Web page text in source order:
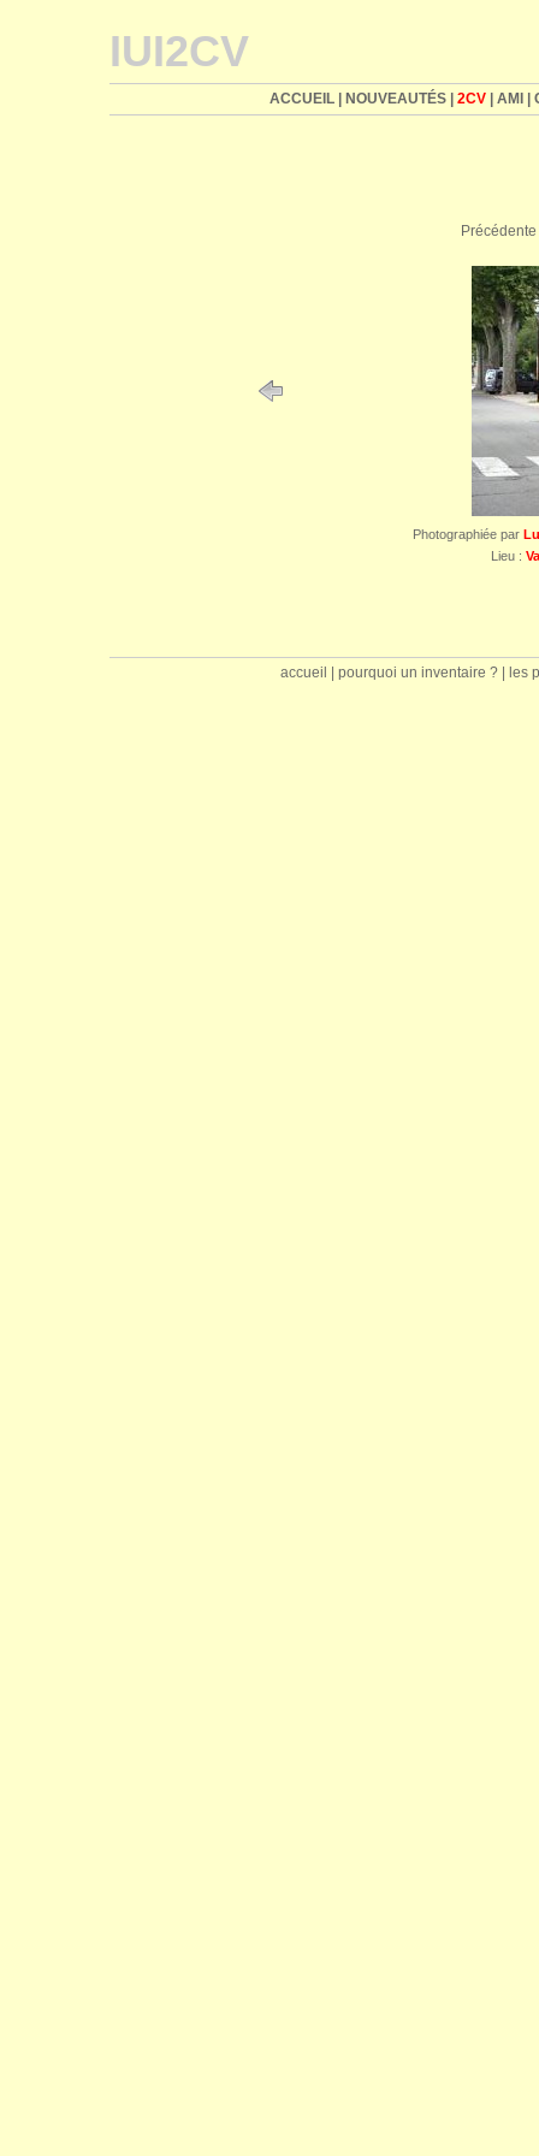
IUI2CV
ACCUEIL| NOUVEAUTÉS| 2CV| AMI
Précédente
Photographiée par
Lieu :
accueil pourquoi un inventaire ? les